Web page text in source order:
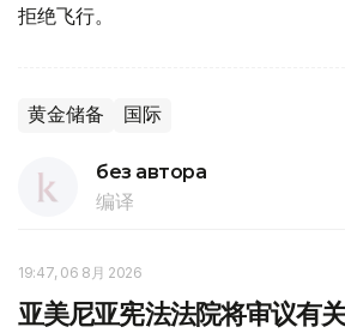
拒绝飞行。
黄金储备 国际
без автора
编译
19:47, 06 8月 2026
亚美尼亚宪法法院将审议有